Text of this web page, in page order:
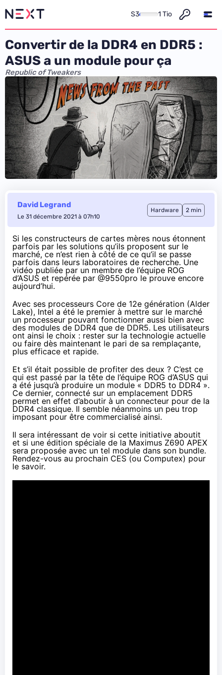
S3 1 Tio
Convertir de la DDR4 en DDR5 :
ASUS a un module pour ça
Republic of Tweakers
David Legrand
Le 31 décembre 2021 à 07h10
Hardware 2 min
Si les constructeurs de cartes mères nous étonnent
parfois par les solutions qu’ils proposent sur le
marché, ce n’est rien à côté de ce qu’il se passe
parfois dans leurs laboratoires de recherche. Une
vidéo publiée par un membre de l’équipe ROG
d’ASUS et repérée par @9550pro le prouve encore
aujourd’hui.
Avec ses processeurs Core de 12e génération (Alder
Lake), Intel a été le premier à mettre sur le marché
un processeur pouvant fonctionner aussi bien avec
des modules de DDR4 que de DDR5. Les utilisateurs
ont ainsi le choix : rester sur la technologie actuelle
ou faire dès maintenant le pari de sa remplaçante,
plus efficace et rapide.
Et s’il était possible de profiter des deux ? C’est ce
qui est passé par la tête de l’équipe ROG d’ASUS qui
a été jusqu’à produire un module « DDR5 to DDR4 ».
Ce dernier, connecté sur un emplacement DDR5
permet en effet d’aboutir à un connecteur pour de la
DDR4 classique. Il semble néanmoins un peu trop
imposant pour être commercialisé ainsi.
Il sera intéressant de voir si cette initiative aboutit
et si une édition spéciale de la Maximus Z690 APEX
sera proposée avec un tel module dans son bundle.
Rendez-vous au prochain CES (ou Computex) pour
le savoir.